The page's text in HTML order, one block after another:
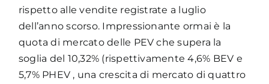
rispetto alle vendite registrate a luglio
dell’anno scorso. Impressionante ormai è la
quota di mercato delle PEV che supera la
soglia del 10,32% (rispettivamente 4,6% BEV e
5,7% PHEV , una crescita di mercato di quattro